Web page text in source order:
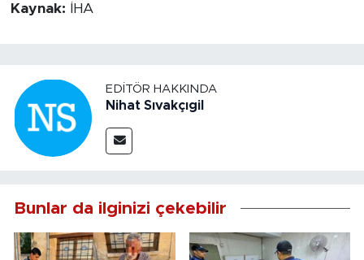
Kaynak: İHA
EDITÖR HAKKINDA
Nihat Sıvakçıgil
Bunlar da ilginizi çekebilir